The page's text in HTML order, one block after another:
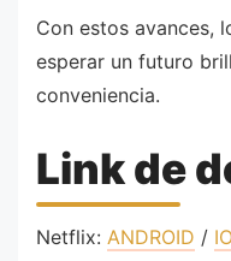
Con estos avances,
esperar un futuro
conveniencia.
Link de
Netflix: ANDROID /